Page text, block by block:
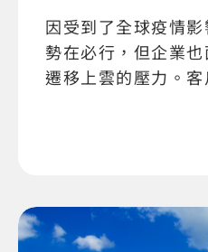
因受到了全球疫情
勢在必行，但企業
遷移上雲的壓力。